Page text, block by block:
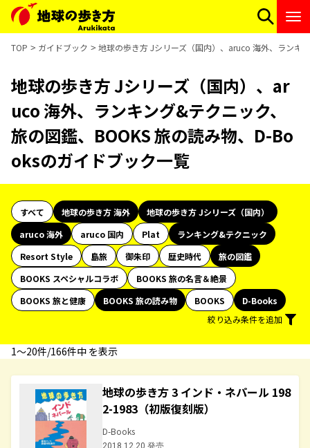
TOP ガイドブック 地球の歩き方 Jシリーズ（国内）、aruco 海外、ランキ
地球の歩き方 Jシリーズ（国内）、ar
uco 海外、ランキング&テクニック、
旅の図鑑、BOOKS 旅の読み物、D-Bo
oksのガイドブック一覧
すべて 地球の歩き方 海外
地球の歩き方 Jシリーズ（国内）
aruco 海外
aruco 国内 Plat
ランキング&テクニック
Resort Style
島旅 御朱印 歴史時代
旅の図鑑
BOOKS スペシャルコラボ
BOOKS 旅の名言＆絶景
BOOKS 旅と健康
BOOKS 旅の読み物 BOOKS
D-Books
絞り込み条件を追加
1〜20件/166件中 を表示
地球の歩き方 3 インド・ネパール 198
2-1983（初版復刻版）
D-Books
2018.12.20 発売